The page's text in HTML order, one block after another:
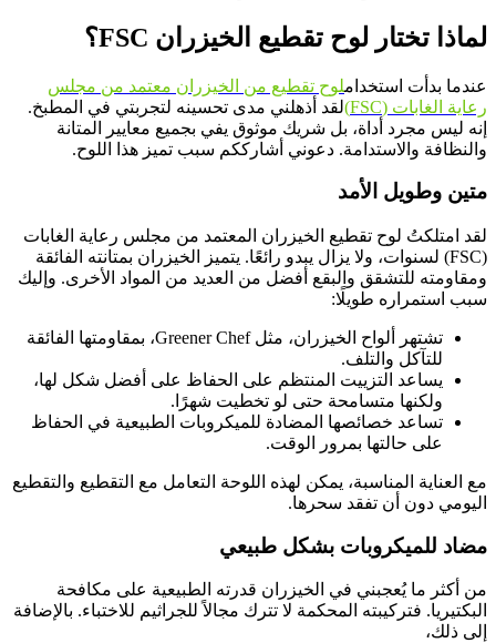
لماذا تختار لوح تقطيع الخيزران FSC؟
عندما بدأت استخداملوح تقطيع من الخيزران معتمد من مجلس
رعاية الغابات (FSC)
لقد أذهلني مدى تحسينه لتجربتي في المطبخ.
إنه ليس مجرد أداة، بل شريك موثوق يفي بجميع معايير المتانة
والنظافة والاستدامة. دعوني أشارككم سبب تميز هذا اللوح.
متين وطويل الأمد
لقد امتلكتُ لوح تقطيع الخيزران المعتمد من مجلس رعاية الغابات
(FSC) لسنوات، ولا يزال يبدو رائعًا. يتميز الخيزران بمتانته الفائقة
ومقاومته للتشقق والبقع أفضل من العديد من المواد الأخرى. وإليك
سبب استمراره طويلًا:
تشتهر ألواح الخيزران، مثل Greener Chef، بمقاومتها الفائقة
للتآكل والتلف.
يساعد التزييت المنتظم على الحفاظ على أفضل شكل لها،
ولكنها متسامحة حتى لو تخطيت شهرًا.
تساعد خصائصها المضادة للميكروبات الطبيعية في الحفاظ
على حالتها بمرور الوقت.
مع العناية المناسبة، يمكن لهذه اللوحة التعامل مع التقطيع والتقطيع
اليومي دون أن تفقد سحرها.
مضاد للميكروبات بشكل طبيعي
من أكثر ما يُعجبني في الخيزران قدرته الطبيعية على مكافحة
البكتيريا. فتركيبته المحكمة لا تترك مجالاً للجراثيم للاختباء. بالإضافة
إلى ذلك،